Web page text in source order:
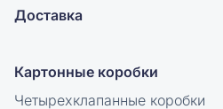
Доставка
Картонные коробки
Четырехклапанные коробки